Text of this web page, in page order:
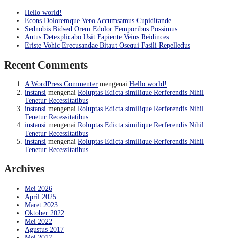
Hello world!
Econs Doloremque Vero Accumsamus Cupiditande
Sednobis Bidsed Orem Edolor Femporibus Possimus
Autus Detexplicabo Usit Fapiente Veius Reidinces
Eriste Vohic Erecusandae Bitaut Osequi Fasili Repelledus
Recent Comments
A WordPress Commenter mengenai Hello world!
instansi mengenai Roluptas Edicta similique Rerferendis Nihil
Tenetur Recessitatibus
instansi mengenai Roluptas Edicta similique Rerferendis Nihil
Tenetur Recessitatibus
instansi mengenai Roluptas Edicta similique Rerferendis Nihil
Tenetur Recessitatibus
instansi mengenai Roluptas Edicta similique Rerferendis Nihil
Tenetur Recessitatibus
Archives
Mei 2026
April 2025
Maret 2023
Oktober 2022
Mei 2022
Agustus 2017